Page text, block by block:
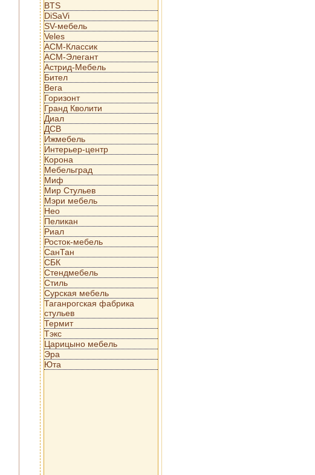
BTS
DiSaVi
SV-мебель
Veles
АСМ-Классик
АСМ-Элегант
Астрид-Мебель
Бител
Вега
Горизонт
Гранд Кволити
Диал
ДСВ
Ижмебель
Интерьер-центр
Корона
Мебельград
Миф
Мир Стульев
Мэри мебель
Нео
Пеликан
Риал
Росток-мебель
СанТан
СБК
Стендмебель
Стиль
Сурская мебель
Таганрогская фабрика
стульев
Термит
Тэкс
Царицыно мебель
Эра
Юта